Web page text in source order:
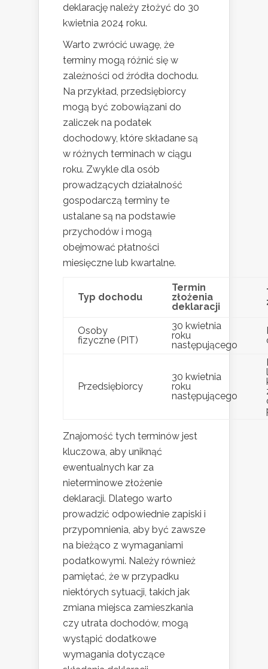
deklarację należy złożyć do 30
kwietnia 2024 roku.
Warto zwrócić uwagę, że
terminy mogą różnić się w
zależności od źródła dochodu.
Na przykład, przedsiębiorcy
mogą być zobowiązani do
zaliczek na podatek
dochodowy, które składane są
w różnych terminach w ciągu
roku. Zwykle dla osób
prowadzących działalność
gospodarczą terminy te
ustalane są na podstawie
przychodów i mogą
obejmować płatności
miesięczne lub kwartalne.
Typ dochodu
Termin
złożenia
deklaracji
Osoby
fizyczne (PIT)
30 kwietnia
roku
następującego
Przedsiębiorcy
30 kwietnia
roku
następującego
Znajomość tych terminów jest
kluczowa, aby uniknąć
ewentualnych kar za
nieterminowe złożenie
deklaracji. Dlatego warto
prowadzić odpowiednie zapiski i
przypomnienia, aby być zawsze
na bieżąco z wymaganiami
podatkowymi. Należy również
pamiętać, że w przypadku
niektórych sytuacji, takich jak
zmiana miejsca zamieszkania
czy utrata dochodów, mogą
wystąpić dodatkowe
wymagania dotyczące